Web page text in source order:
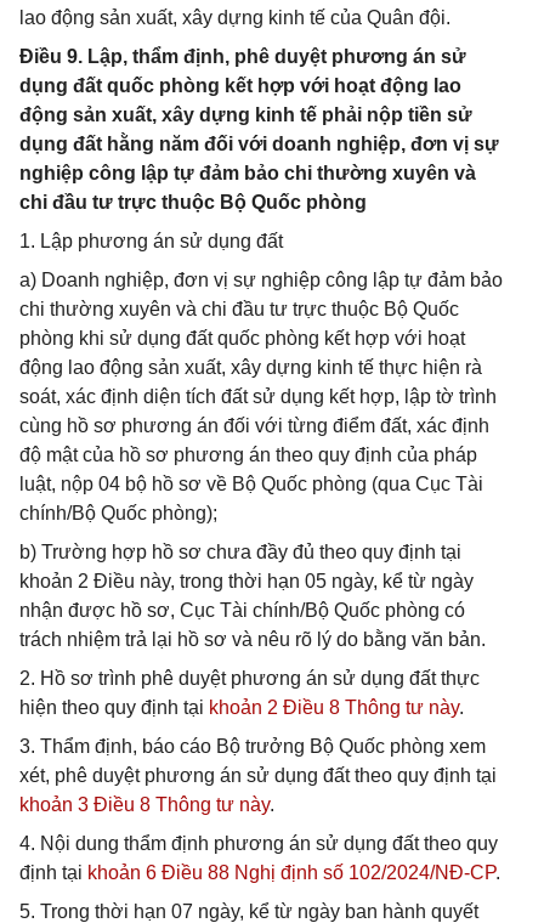
lao động sản xuất, xây dựng kinh tế của Quân đội.
Điều 9. Lập, thẩm định, phê duyệt phương án sử
dụng đất quốc phòng kết hợp với hoạt động lao
động sản xuất, xây dựng kinh tế phải nộp tiền sử
dụng đất hằng năm đối với doanh nghiệp, đơn vị sự
nghiệp công lập tự đảm bảo chi thường xuyên và
chi đầu tư trực thuộc Bộ Quốc phòng
1. Lập phương án sử dụng đất
a) Doanh nghiệp, đơn vị sự nghiệp công lập tự đảm bảo
chi thường xuyên và chi đầu tư trực thuộc Bộ Quốc
phòng khi sử dụng đất quốc phòng kết hợp với hoạt
động lao động sản xuất, xây dựng kinh tế thực hiện rà
soát, xác định diện tích đất sử dụng kết hợp, lập tờ trình
cùng hồ sơ phương án đối với từng điểm đất, xác định
độ mật của hồ sơ phương án theo quy định của pháp
luật, nộp 04 bộ hồ sơ về Bộ Quốc phòng (qua Cục Tài
chính/Bộ Quốc phòng);
b) Trường hợp hồ sơ chưa đầy đủ theo quy định tại
khoản 2 Điều này, trong thời hạn 05 ngày, kể từ ngày
nhận được hồ sơ, Cục Tài chính/Bộ Quốc phòng có
trách nhiệm trả lại hồ sơ và nêu rõ lý do bằng văn bản.
2. Hồ sơ trình phê duyệt phương án sử dụng đất thực
hiện theo quy định tại khoản 2 Điều 8 Thông tư này.
3. Thẩm định, báo cáo Bộ trưởng Bộ Quốc phòng xem
xét, phê duyệt phương án sử dụng đất theo quy định tại
khoản 3 Điều 8 Thông tư này.
4. Nội dung thẩm định phương án sử dụng đất theo quy
định tại khoản 6 Điều 88 Nghị định số 102/2024/NĐ-CP.
5. Trong thời hạn 07 ngày, kể từ ngày ban hành quyết